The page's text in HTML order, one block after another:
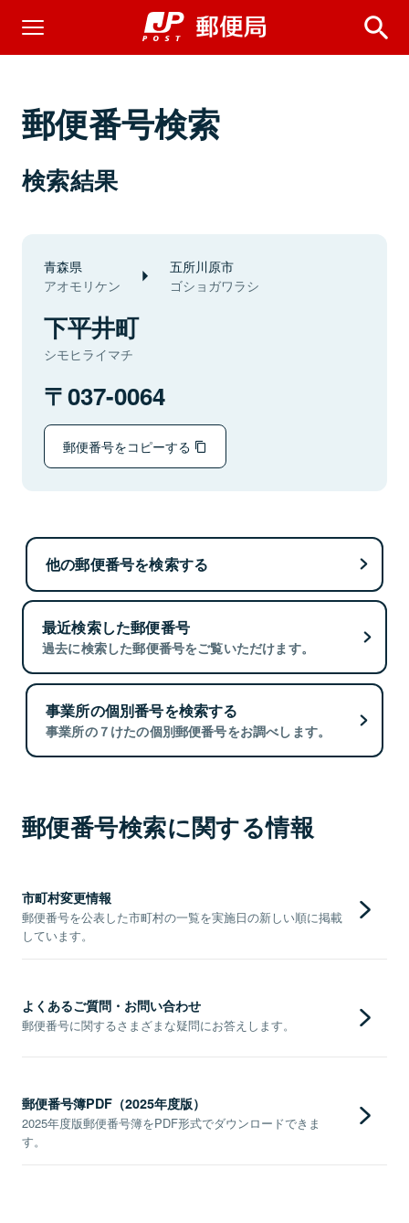
郵便番号検索
検索結果
青森県
アオモリケン
五所川原市
ゴショガワラシ
下平井町
シモヒライマチ
037-0064
郵便番号をコピーする
他の郵便番号を検索する
最近検索した郵便番号
過去に検索した郵便番号をご覧いただけます。
事業所の個別番号を検索する
事業所の７けたの個別郵便番号をお調べします。
郵便番号検索に関する情報
市町村変更情報
郵便番号を公表した市町村の一覧を実施日の新しい順に掲載
しています。
よくあるご質問・お問い合わせ
郵便番号に関するさまざまな疑問にお答えします。
郵便番号簿PDF（2025年度版）
2025年度版郵便番号簿をPDF形式でダウンロードできま
す。